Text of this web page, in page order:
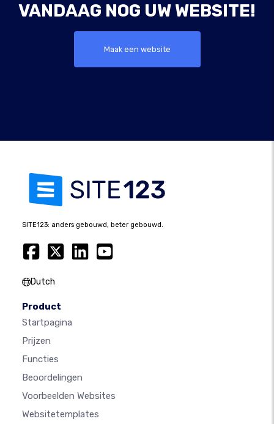
VANDAAG NOG UW WEBSITE!
Maak een website
SITE123: anders gebouwd, beter gebouwd.
Dutch
Product
Startpagina
Prijzen
Functies
Beoordelingen
Voorbeelden Websites
Websitetemplates